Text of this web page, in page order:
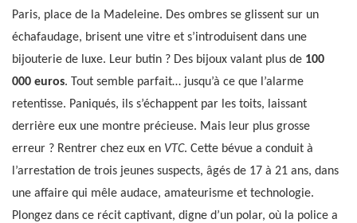
Paris, place de la Madeleine. Des ombres se glissent sur un
échafaudage, brisent une vitre et s’introduisent dans une
bijouterie de luxe. Leur butin ? Des bijoux valant plus de 100
000 euros. Tout semble parfait… jusqu’à ce que l’alarme
retentisse. Paniqués, ils s’échappent par les toits, laissant
derrière eux une montre précieuse. Mais leur plus grosse
erreur ? Rentrer chez eux en VTC. Cette bévue a conduit à
l’arrestation de trois jeunes suspects, âgés de 17 à 21 ans, dans
une affaire qui mêle audace, amateurisme et technologie.
Plongez dans ce récit captivant, digne d’un polar, où la police a